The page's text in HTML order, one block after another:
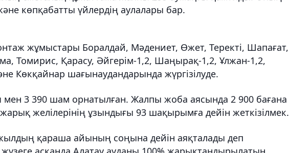
көпқабатты үйлердің аулалары бар.
жұмыстары Боралдай, Мәдениет, Өжет, Теректі, Шапағат,
Томирис, Қарасу, Әйгерім-1,2, Шаңырақ-1,2, Ұлжан-1,2,
Көкқайнар шағынаудандарында жүргізілуде.
мен 3 390 шам орнатылған. Жалпы жоба аясында 2 900 бағана
желілерінің ұзындығы 93 шақырымға дейін жеткізілмек.
қараша айының соңына дейін аяқталады деп